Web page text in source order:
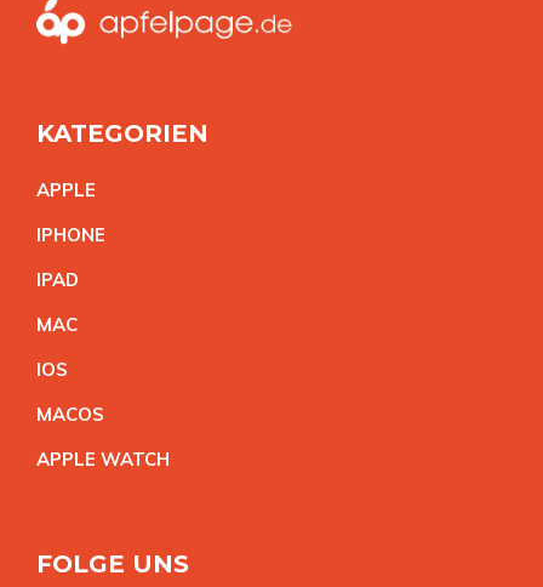
KATEGORIEN
APPLE
IPHONE
IPAD
MAC
IOS
MACOS
APPLE WATCH
FOLGE UNS